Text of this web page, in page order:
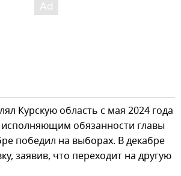
Курскую область с мая 2024 года
обязанности главы
победил на выборах. В декабре
заявив, что переходит на другую